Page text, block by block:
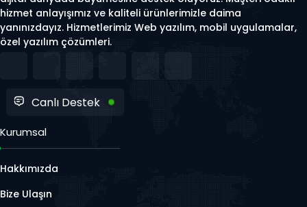
hizmet anlayışımız ve kaliteli ürünlerimizle daima
yanınızdayız. Hizmetlerimiz Web yazılım, mobil uygulamalar,
özel yazılım çözümleri.
Canlı Destek
Kurumsal
Hakkımızda
Bize Ulaşın